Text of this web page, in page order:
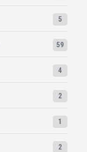
5
59
4
2
1
2